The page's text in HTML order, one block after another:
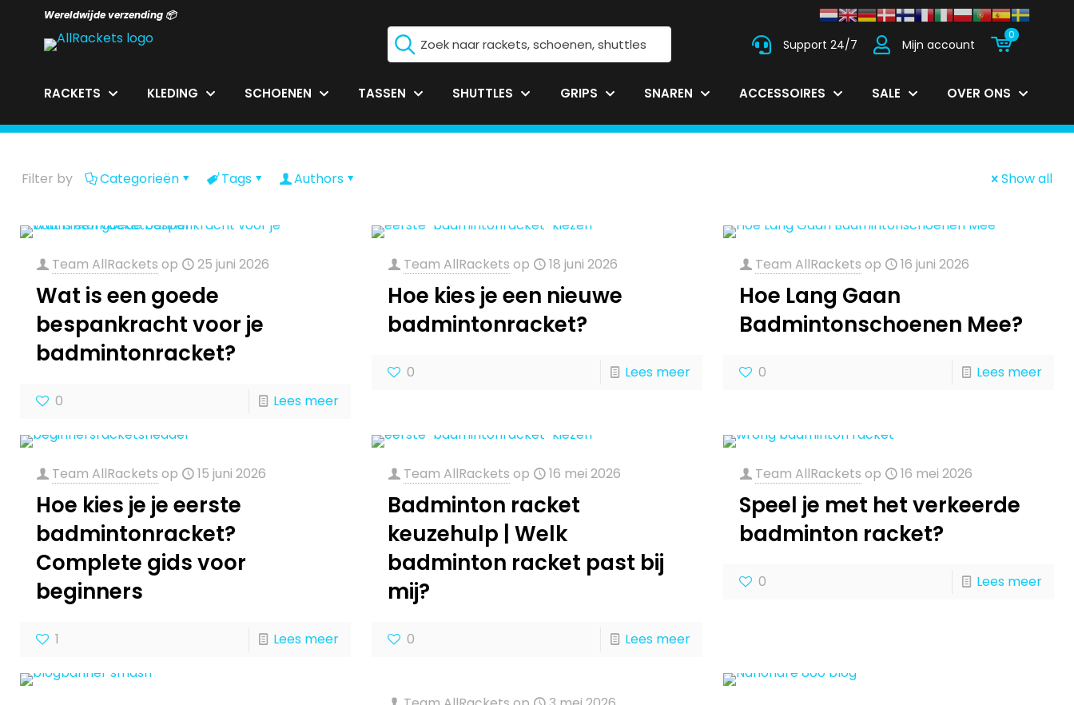
Wereldwijde verzending 📦
Support 24/7 Mijn account
0
RACKETS KLEDING SCHOENEN TASSEN SHUTTLES GRIPS SNAREN ACCESSOIRES SALE OVER ONS
Filter by Categorieën Tags Authors Show all
Team AllRackets op 25 juni 2026
Wat is een goede
bespankracht voor je
badmintonracket?
0 Lees meer
Team AllRackets op 18 juni 2026
Hoe kies je een nieuwe
badmintonracket?
0 Lees meer
Team AllRackets op 16 juni 2026
Hoe Lang Gaan
Badmintonschoenen Mee?
0 Lees meer
Team AllRackets op 15 juni 2026
Hoe kies je je eerste
badmintonracket?
Complete gids voor
beginners
1 Lees meer
Team AllRackets op 16 mei 2026
Badminton racket
keuzehulp | Welk
badminton racket past bij
mij?
0 Lees meer
Team AllRackets op 16 mei 2026
Speel je met het verkeerde
badminton racket?
0 Lees meer